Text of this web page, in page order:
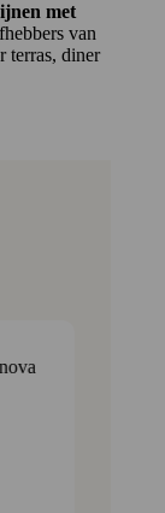
met
van
terras, diner